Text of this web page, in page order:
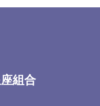
組合